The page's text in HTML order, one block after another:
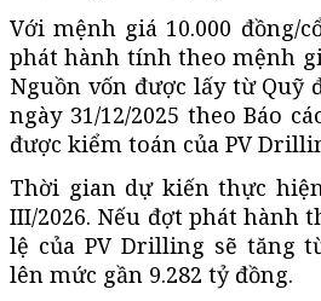
Với mệnh giá 10.000 đồng/
phát hành tính theo mệnh
Nguồn vốn được lấy từ
ngày 31/12/2025 theo Báo
được kiểm toán của PV
Thời gian dự kiến thực
III/2026. Nếu đợt phát hành
lệ của PV Drilling sẽ tăng
lên mức gần 9.282 tỷ đồng.